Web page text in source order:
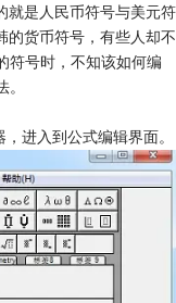
就是人民币符号与美元符
的货币符号，有些人却不
符号时，不知该如何编
进入到公式编辑界面。